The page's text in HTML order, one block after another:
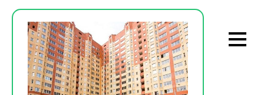
Перейти
содержимому